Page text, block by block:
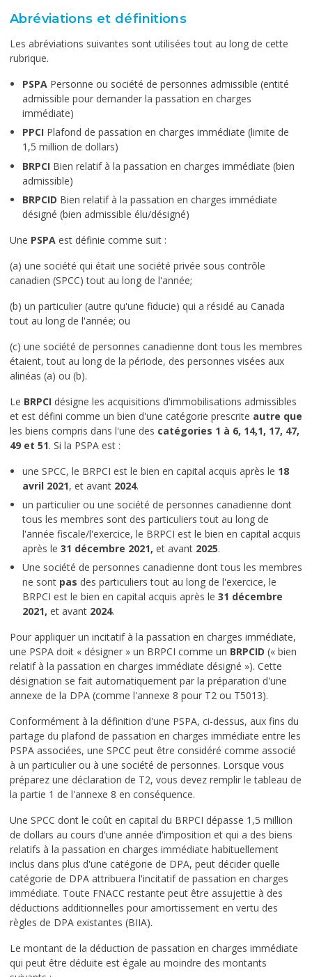
Abréviations et définitions
Les abréviations suivantes sont utilisées tout au long de cette
rubrique.
PSPA Personne ou société de personnes admissible (entité
admissible pour demander la passation en charges
immédiate)
PPCI Plafond de passation en charges immédiate (limite de
1,5 million de dollars)
BRPCI Bien relatif à la passation en charges immédiate (bien
admissible)
BRPCID Bien relatif à la passation en charges immédiate
désigné (bien admissible élu/désigné)
Une PSPA est définie comme suit :
(a) une société qui était une société privée sous contrôle
canadien (SPCC) tout au long de l'année;
(b) un particulier (autre qu'une fiducie) qui a résidé au Canada
tout au long de l'année; ou
(c) une société de personnes canadienne dont tous les membres
étaient, tout au long de la période, des personnes visées aux
alinéas (a) ou (b).
Le BRPCI désigne les acquisitions d'immobilisations admissibles
et est défini comme un bien d'une catégorie prescrite autre que
les biens compris dans l'une des catégories 1 à 6, 14,1, 17, 47,
49 et 51. Si la PSPA est :
une SPCC, le BRPCI est le bien en capital acquis après le 18
avril 2021, et avant 2024.
un particulier ou une société de personnes canadienne dont
tous les membres sont des particuliers tout au long de
l'année fiscale/l'exercice, le BRPCI est le bien en capital acquis
après le 31 décembre 2021, et avant 2025.
Une société de personnes canadienne dont tous les membres
ne sont pas des particuliers tout au long de l'exercice, le
BRPCI est le bien en capital acquis après le 31 décembre
2021, et avant 2024.
Pour appliquer un incitatif à la passation en charges immédiate,
une PSPA doit « désigner » un BRPCI comme un BRPCID (« bien
relatif à la passation en charges immédiate désigné »). Cette
désignation se fait automatiquement par la préparation d'une
annexe de la DPA (comme l'annexe 8 pour T2 ou T5013).
Conformément à la définition d'une PSPA, ci-dessus, aux fins du
partage du plafond de passation en charges immédiate entre les
PSPA associées, une SPCC peut être considéré comme associé
à un particulier ou à une société de personnes. Lorsque vous
préparez une déclaration de T2, vous devez remplir le tableau de
la partie 1 de l'annexe 8 en conséquence.
Une SPCC dont le coût en capital du BRPCI dépasse 1,5 million
de dollars au cours d'une année d'imposition et qui a des biens
relatifs à la passation en charges immédiate habituellement
inclus dans plus d'une catégorie de DPA, peut décider quelle
catégorie de DPA attribuera l'incitatif de passation en charges
immédiate. Toute FNACC restante peut être assujettie à des
déductions additionnelles pour amortissement en vertu des
règles de DPA existantes (BIIA).
Le montant de la déduction de passation en charges immédiate
qui peut être déduite est égale au moindre des montants